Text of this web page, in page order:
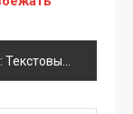
программ IP-
Текстовые редакторы для смартфонов: обзор популярных вариантов